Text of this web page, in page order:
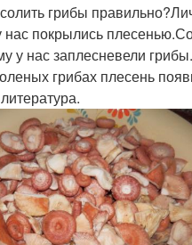
грибы
покрылись
у нас заплесневели
грибах плесень